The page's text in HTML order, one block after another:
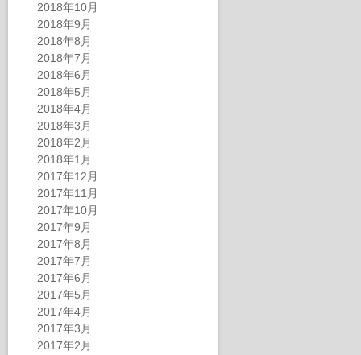
2018年10月
2018年9月
2018年8月
2018年7月
2018年6月
2018年5月
2018年4月
2018年3月
2018年2月
2018年1月
2017年12月
2017年11月
2017年10月
2017年9月
2017年8月
2017年7月
2017年6月
2017年5月
2017年4月
2017年3月
2017年2月